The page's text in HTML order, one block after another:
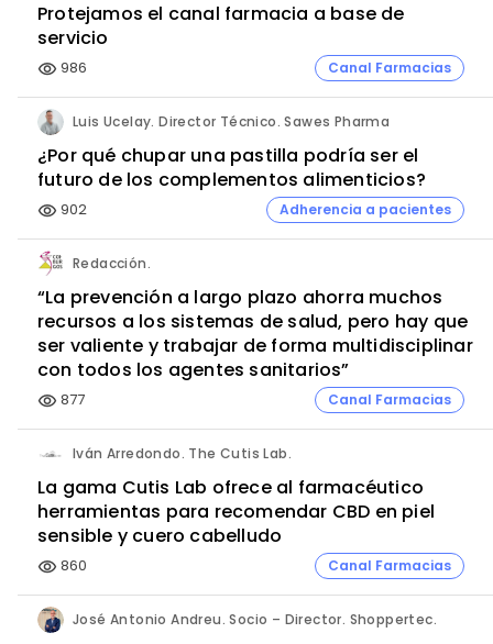
Protejamos el canal farmacia a base de
servicio
visibility 986 Canal Farmacias
Luis Ucelay. Director Técnico. Sawes Pharma
¿Por qué chupar una pastilla podría ser el
futuro de los complementos alimenticios?
visibility 902 Adherencia a pacientes
Redacción.
“La prevención a largo plazo ahorra muchos
recursos a los sistemas de salud, pero hay que
ser valiente y trabajar de forma multidisciplinar
con todos los agentes sanitarios”
visibility 877 Canal Farmacias
Iván Arredondo. The Cutis Lab.
La gama Cutis Lab ofrece al farmacéutico
herramientas para recomendar CBD en piel
sensible y cuero cabelludo
visibility 860 Canal Farmacias
José Antonio Andreu. Socio – Director. Shoppertec.